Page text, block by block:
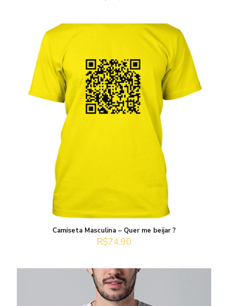
Camiseta Masculina – Quer me beijar ?
R$74,90